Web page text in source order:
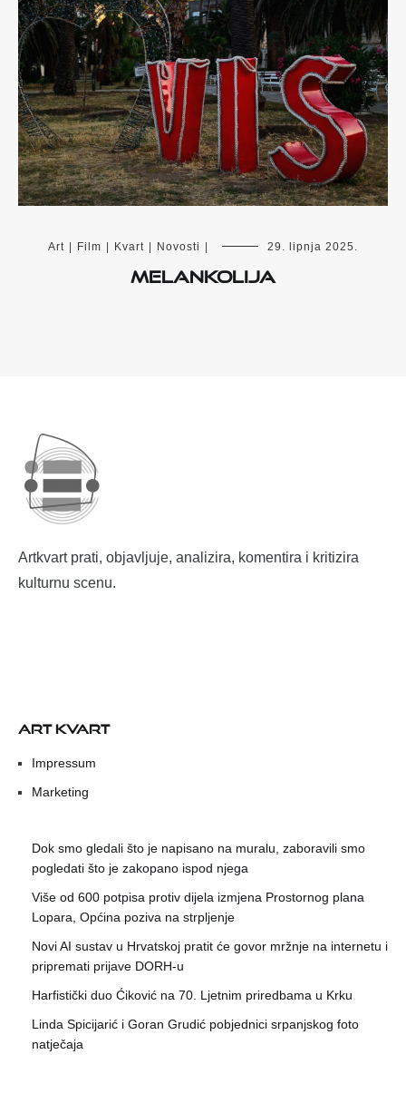
Art | Film | Kvart | Novosti | 29. lipnja 2025.
Melankolija
Artkvart prati, objavljuje, analizira, komentira i kritizira
kulturnu scenu.
ART KVART
Impressum
Marketing
Dok smo gledali što je napisano na muralu, zaboravili smo
pogledati što je zakopano ispod njega
Više od 600 potpisa protiv dijela izmjena Prostornog plana
Lopara, Općina poziva na strpljenje
Novi AI sustav u Hrvatskoj pratit će govor mržnje na internetu i
pripremati prijave DORH-u
Harfistički duo Ćiković na 70. Ljetnim priredbama u Krku
Linda Spicijarić i Goran Grudić pobjednici srpanjskog foto
natječaja